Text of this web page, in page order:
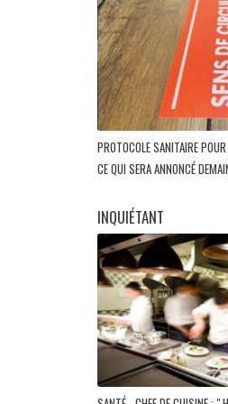
PROTOCOLE SANITAIRE
CE QUI SERA ANNONCÉ
INQUIÉTANT